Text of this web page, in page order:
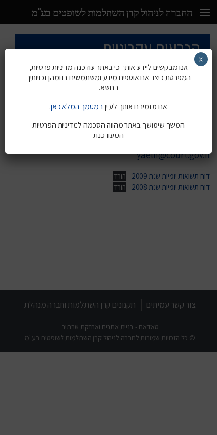
content
הכרעות עקרוניות
דף הבית»נכסי הקופה»הכרעות עקרוניות
מנהלות ליישום חוזר הכרעות עקרוניות
yaelh@court.gov.il
דוח תשואות יומיות שנת 2009
הורד
דוח תשואות יומיות שנת 2008
הורד
צור קשר עמיתים תקנונים קרן השתלמות וחברה מנהלת
טאדאם - בניית אתרים ואחזקת שרתים
© כל הזכויות שמורות לחברה לניהול קרן השתלמות לשופטים בע"מ
אנו מבקשים ליידע אותך כי באתר עודכנה מדיניות פרטיות,
המפרטת כיצד אנו אוספים מידע ומשתמשים בו ומהן זכויותיך
בנושא.
אנו מזמינים אותך לעייןבמסמך המלא כאן.
המשך שימושך באתר מהווה הסכמה למדיניות הפרטיות
המעודכנת
×
החברה לניהול קרן השתלמות לשופטים בע"מ